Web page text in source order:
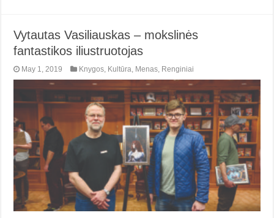
Vytautas Vasiliauskas – mokslinės
fantastikos iliustruotojas
May 1, 2019 Knygos, Kultūra, Menas, Renginiai